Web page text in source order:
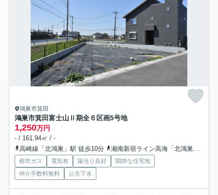
鴻巣市箕田
鴻巣市箕田富士山Ⅱ期全６区画5号地
1,250万円
- / 161.94㎡ / -
高崎線「北鴻巣」駅 徒歩10分
湘南新宿ライン高海「北鴻巣」駅 徒歩10分
都市ガス 電気有 陽当り良好
閑静な住宅地
仲介手数料無料
公共下水